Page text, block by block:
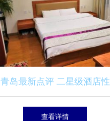
青岛最新点评 二星级酒店性
价比排行榜
查看详情